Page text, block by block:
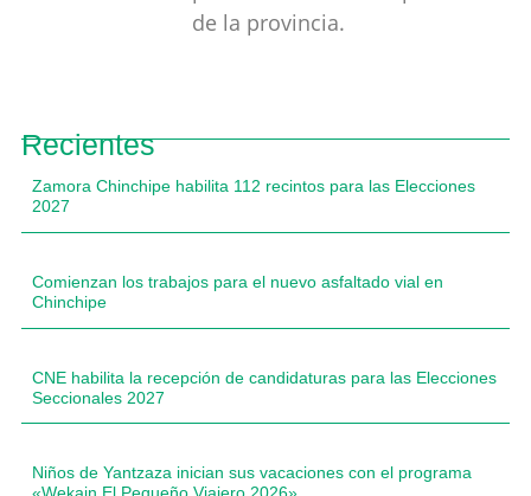
de la provincia.
Recientes
Zamora Chinchipe habilita 112 recintos para las Elecciones
2027
Comienzan los trabajos para el nuevo asfaltado vial en
Chinchipe
CNE habilita la recepción de candidaturas para las Elecciones
Seccionales 2027
Niños de Yantzaza inician sus vacaciones con el programa